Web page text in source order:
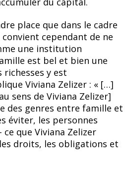
place que dans le cadre
cependant de ne
une institution
est bel et bien une
y est
Viviana Zelizer : « […]
sens de Viviana Zelizer]
des genres entre famille et
éviter, les personnes
que Viviana Zelizer
droits, les obligations et